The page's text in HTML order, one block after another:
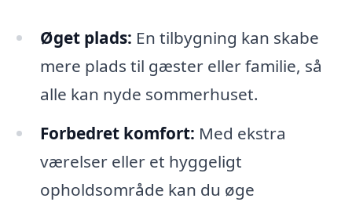
Øget plads: En tilbygning kan skabe
mere plads til gæster eller familie, så
alle kan nyde sommerhuset.
Forbedret komfort: Med ekstra
værelser eller et hyggeligt
opholdsområde kan du øge